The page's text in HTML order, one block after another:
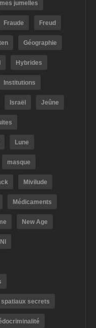
jumelles
Fraude Freud
Géographie
Hybrides
Institutions
Israël Jeûne
Lune
masque
Mivilude
Médicaments
New Age
secrets